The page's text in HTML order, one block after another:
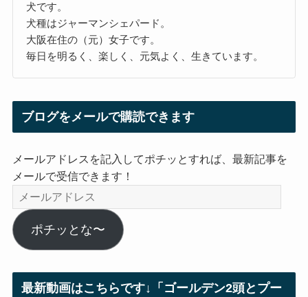
犬です。
犬種はジャーマンシェパード。
大阪在住の（元）女子です。
毎日を明るく、楽しく、元気よく、生きています。
ブログをメールで購読できます
メールアドレスを記入してポチッとすれば、最新記事を
メールで受信できます！
メ
ー
ル
ア
ポチッとな〜
最新動画はこちらです↓「ゴールデン2頭とプー